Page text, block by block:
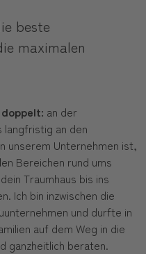
beste
maximalen
an der
langfristig an den
unserem Unternehmen ist,
Bereichen rund ums
Traumhaus bis ins
Ich bin inzwischen die
und durfte in
auf dem Weg in die
ganzheitlich beraten.